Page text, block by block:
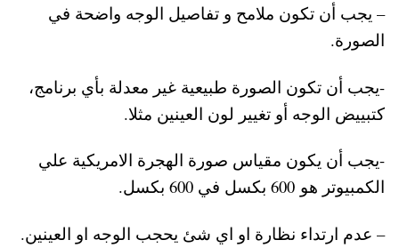
– يجب أن تكون ملامح و تفاصيل الوجه واضحة في
الصورة.
-يجب أن تكون الصورة طبيعية غير معدلة بأي برنامج،
كتبييض الوجه أو تغيير لون العينين مثلا.
-يجب أن يكون مقياس صورة الهجرة الامريكية علي
الكمبيوتر هو 600 بكسل في 600 بكسل.
– عدم ارتداء نظارة او اي شئ يحجب الوجه او العينين.